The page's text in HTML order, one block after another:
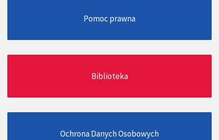
Pomoc prawna
Biblioteka
Ochrona Danych Osobowych